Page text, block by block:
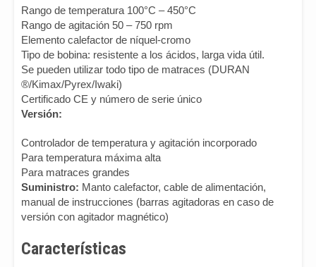
Rango de temperatura 100°C – 450°C
Rango de agitación 50 – 750 rpm
Elemento calefactor de níquel-cromo
Tipo de bobina: resistente a los ácidos, larga vida útil.
Se pueden utilizar todo tipo de matraces (DURAN
®/Kimax/Pyrex/Iwaki)
Certificado CE y número de serie único
Versión:
Controlador de temperatura y agitación incorporado
Para temperatura máxima alta
Para matraces grandes
Suministro: Manto calefactor, cable de alimentación,
manual de instrucciones (barras agitadoras en caso de
versión con agitador magnético)
Características